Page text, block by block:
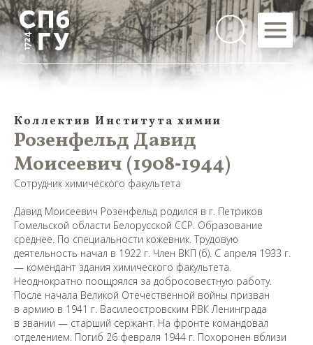
Коллектив Института химии
Розенфельд Давид
Моисеевич (1908‑1944)
Сотрудник химического факультета
Давид Моисеевич Розенфельд родился в г. Петриков
Гомельской области Белорусской ССР. Образование
среднее. По специальности кожевник. Трудовую
деятельность начал в 1922 г. Член ВКП (б). С апреля 1933 г.
— комендант здания химического факультета.
Неоднократно поощрялся за добросовестную работу.
После начала Великой Отечественной войны призван
в армию в 1941 г. Василеостровским РВК Ленинграда
в звании — старший сержант. На фронте командовал
отделением. Погиб 26 февраля 1944 г. Похоронен вблизи